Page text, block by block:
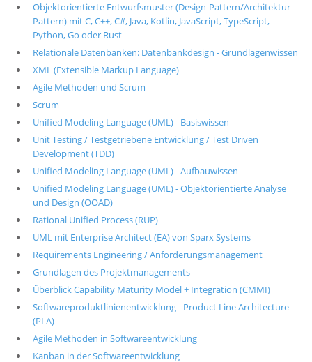
Objektorientierte Entwurfsmuster (Design-Pattern/Architektur-
Pattern) mit C, C++, C#, Java, Kotlin, JavaScript, TypeScript,
Python, Go oder Rust
Relationale Datenbanken: Datenbankdesign - Grundlagenwissen
XML (Extensible Markup Language)
Agile Methoden und Scrum
Scrum
Unified Modeling Language (UML) - Basiswissen
Unit Testing / Testgetriebene Entwicklung / Test Driven
Development (TDD)
Unified Modeling Language (UML) - Aufbauwissen
Unified Modeling Language (UML) - Objektorientierte Analyse
und Design (OOAD)
Rational Unified Process (RUP)
UML mit Enterprise Architect (EA) von Sparx Systems
Requirements Engineering / Anforderungsmanagement
Grundlagen des Projektmanagements
Überblick Capability Maturity Model + Integration (CMMI)
Softwareproduktlinienentwicklung - Product Line Architecture
(PLA)
Agile Methoden in Softwareentwicklung
Kanban in der Softwareentwicklung